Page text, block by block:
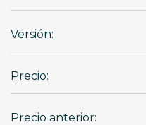
Versión:
Precio:
Precio anterior: